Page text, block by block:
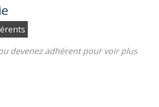
devenez adhérent pour voir plus